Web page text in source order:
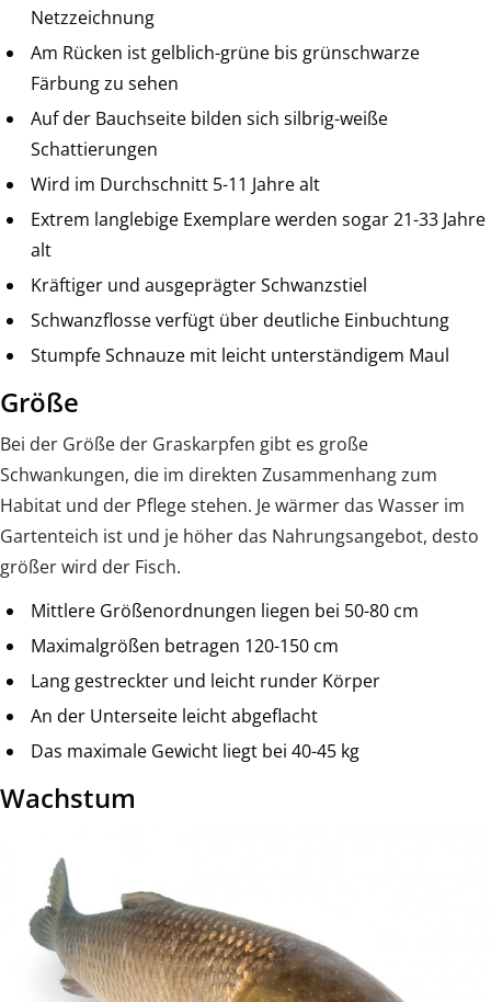
Netzzeichnung
Am Rücken ist gelblich-grüne bis grünschwarze
Färbung zu sehen
Auf der Bauchseite bilden sich silbrig-weiße
Schattierungen
Wird im Durchschnitt 5-11 Jahre alt
Extrem langlebige Exemplare werden sogar 21-33 Jahre
alt
Kräftiger und ausgeprägter Schwanzstiel
Schwanzflosse verfügt über deutliche Einbuchtung
Stumpfe Schnauze mit leicht unterständigem Maul
Größe
Bei der Größe der Graskarpfen gibt es große
Schwankungen, die im direkten Zusammenhang zum
Habitat und der Pflege stehen. Je wärmer das Wasser im
Gartenteich ist und je höher das Nahrungsangebot, desto
größer wird der Fisch.
Mittlere Größenordnungen liegen bei 50-80 cm
Maximalgrößen betragen 120-150 cm
Lang gestreckter und leicht runder Körper
An der Unterseite leicht abgeflacht
Das maximale Gewicht liegt bei 40-45 kg
Wachstum